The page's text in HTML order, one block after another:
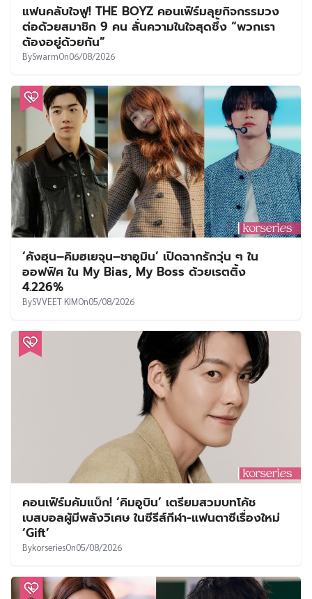
แฟนคลับใจฟู! THE BOYZ คอนเฟิร์มลุยกิจกรรมวง
ต้องอยู่ด้วยกัน”
BySwarm 06/08/2026
‘คังฮุน–คิมฮเยจุน–ชาอูมิน’ เปิดฉากรักวุ่น ๆ ใน
4.226%
BySVVEET KIM
คอนเฟิร์มคัมแบ็ก! ‘คิมอูบิน’ เตรียมสวมบทโค้ช
‘Gift’
BykorseriesOn05/08/2026